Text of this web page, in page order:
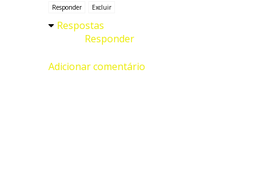
Responder Excluir
Respostas
Responder
Adicionar comentário